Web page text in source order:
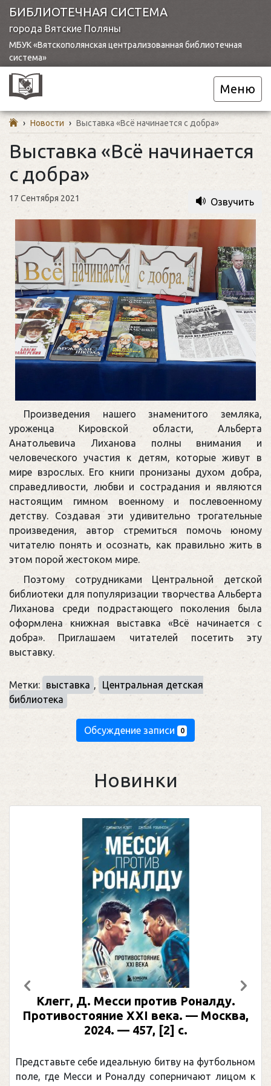
БИБЛИОТЕЧНАЯ СИСТЕМА
города Вятские Поляны
МБУК «Вятскополянская централизованная библиотечная
система»
Меню
› Новости › Выставка «Всё начинается с добра»
Выставка «Всё начинается
с добра»
17 Сентября 2021 Озвучить
Произведения нашего знаменитого земляка,
уроженца Кировской области, Альберта
Анатольевича Лиханова полны внимания и
человеческого участия к детям, которые живут в
мире взрослых. Его книги пронизаны духом добра,
справедливости, любви и сострадания и являются
настоящим гимном военному и послевоенному
детству. Создавая эти удивительно трогательные
произведения, автор стремиться помочь юному
читателю понять и осознать, как правильно жить в
этом порой жестоком мире.
Поэтому сотрудниками Центральной детской
библиотеки для популяризации творчества Альберта
Лиханова среди подрастающего поколения была
оформлена книжная выставка «Всё начинается с
добра». Приглашаем читателей посетить эту
выставку.
Метки: выставка ,
Центральная детская
библиотека
Обсуждение записи 0
Новинки
Клегг, Д. Месси против Роналду.
Противостояние XXI века. — Москва,
2024. — 457, [2] с.
Представьте себе идеальную битву на футбольном
поле, где Месси и Роналду соперничают лицом к
Предыдущий